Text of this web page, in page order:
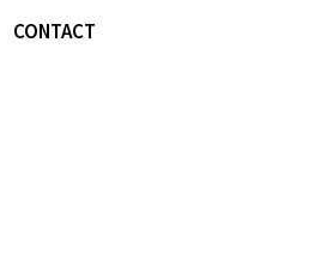
CONTACT